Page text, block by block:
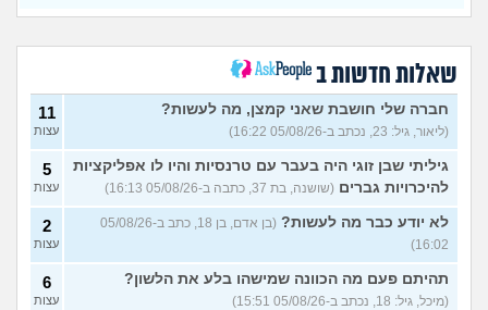
(רוויטל, בת 24)
14
עצות
בנות,אתן הייתן "מסדרות" את
אח שלכם במצב כזה?
(לוחם שקרוב ל'חרור, בן 21)
מסאג׳יסט מעורער
(מסאג׳יסט מעורער, בן 26)
4
עצות
אנחנו מקיימים יחסים עם
בגדים וזה לא מפריע לבעלי,
מה לעשות?
5
עצות
שאלות חדשות ב
חברה שלי חושבת שאני קמצן, מה לעשות?
(ליאור, גיל: 23, נכתב ב-05/08/26 16:22)
11
עצות
גיליתי שבן זוגי היה בעבר עם טרנסיות והיו לו אפליקציות
להיכרויות גברים (שושנה, בת 37, כתבה ב-05/08/26 16:13)
5
עצות
לא יודע כבר מה לעשות?
(בן אדם, בן 18, כתב ב-05/08/26
16:02)
2
עצות
תהיתם פעם מה הכוונה שמישהו בלע את הלשון?
(מיכל, גיל: 18, נכתב ב-05/08/26 15:51)
6
עצות